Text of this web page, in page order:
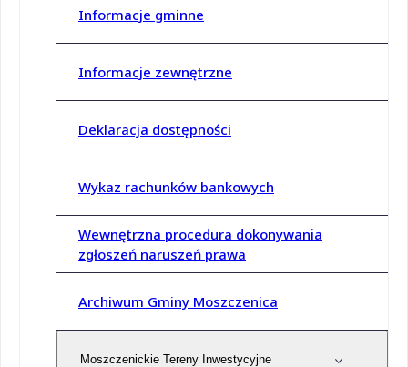
Informacje gminne
Informacje zewnętrzne
Deklaracja dostępności
Wykaz rachunków bankowych
Wewnętrzna procedura dokonywania
zgłoszeń naruszeń prawa
Archiwum Gminy Moszczenica
Moszczenickie Tereny Inwestycyjne